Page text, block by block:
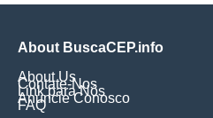
About BuscaCEP.info
About Us
Contate-Nos
Link para Nós
Anuncie Conosco
FAQ